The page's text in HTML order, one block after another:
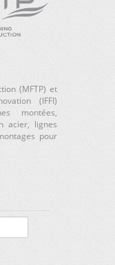
(MFTP) et
(IFFI)
montées,
acier, lignes
pour